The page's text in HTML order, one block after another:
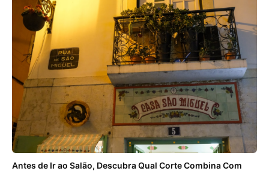
Antes de Ir ao Salão, Descubra Qual Corte Combina Com